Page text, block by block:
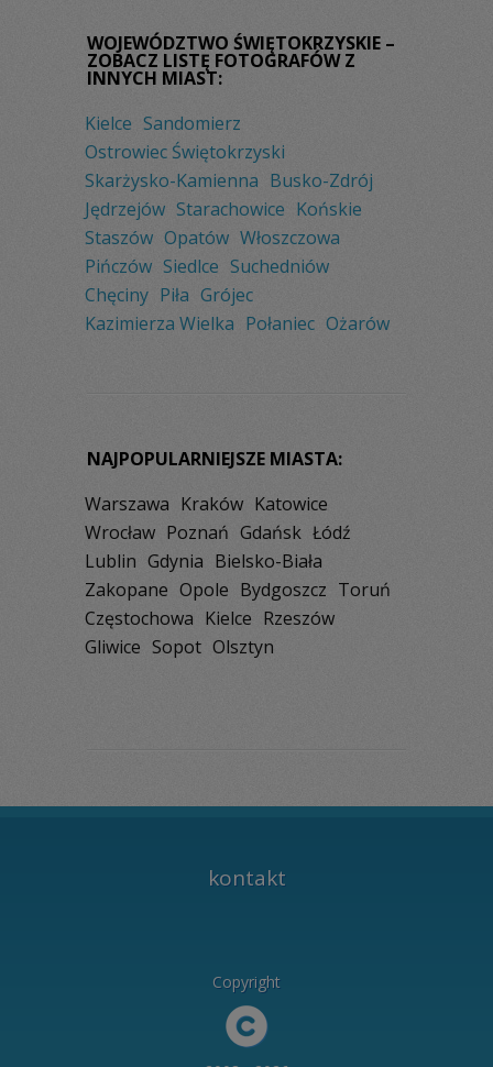
WOJEWÓDZTWO ŚWIĘTOKRZYSKIE –
ZOBACZ LISTĘ FOTOGRAFÓW Z
INNYCH MIAST:
Kielce Sandomierz
Ostrowiec Świętokrzyski
Skarżysko-Kamienna Busko-Zdrój
Jędrzejów Starachowice Końskie
Staszów Opatów Włoszczowa
Pińczów Siedlce Suchedniów
Chęciny Piła Grójec
Kazimierza Wielka Połaniec Ożarów
NAJPOPULARNIEJSZE MIASTA:
Warszawa Kraków Katowice
Wrocław Poznań Gdańsk Łódź
Lublin Gdynia Bielsko-Biała
Zakopane Opole Bydgoszcz Toruń
Częstochowa Kielce Rzeszów
Gliwice Sopot Olsztyn
kontakt
Copyright